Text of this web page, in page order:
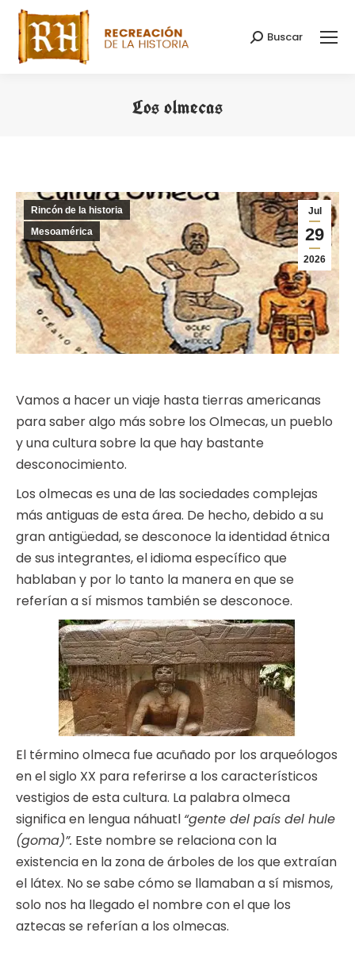
Buscar:
Buscar
Los olmecas
Jul
29
2026
Rincón de la historia
Mesoamérica
Vamos a hacer un viaje hasta tierras americanas
para saber algo más sobre los Olmecas, un pueblo
y una cultura sobre la que hay bastante
desconocimiento.
Los olmecas es una de las sociedades complejas
más antiguas de esta área. De hecho, debido a su
gran antigüedad, se desconoce la identidad étnica
de sus integrantes, el idioma específico que
hablaban y por lo tanto la manera en que se
referían a sí mismos también se desconoce.
El término olmeca fue acuñado por los arqueólogos
en el siglo XX para referirse a los característicos
vestigios de esta cultura. La palabra olmeca
significa en lengua náhuatl “gente del país del hule
(goma)”. Este nombre se relaciona con la
existencia en la zona de árboles de los que extraían
el látex. No se sabe cómo se llamaban a sí mismos,
solo nos ha llegado el nombre con el que los
aztecas se referían a los olmecas.